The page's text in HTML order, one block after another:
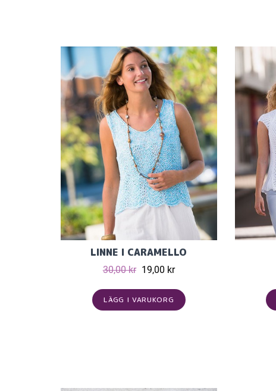
LINNE I CARAMELLO
30,00 kr 19,00 kr
LÄGG I VARUKORG